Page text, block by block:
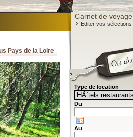
Carnet de voyage
Editer vos sélections
Pays de la Loire
Type de location
Du
Au